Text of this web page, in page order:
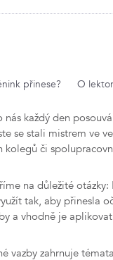
přinese? O
nás každý den
se stali mistrem ve
kolegů či
na důležité
tak, aby přinesla
a vhodně je
vazby zahrnuje